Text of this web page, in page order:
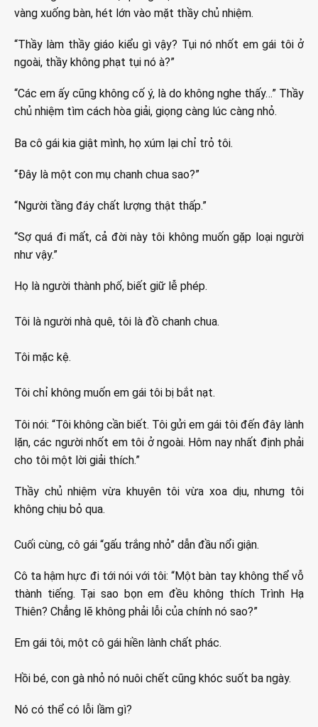
vàng xuống bàn, hét lớn vào mặt thầy chủ nhiệm.
“Thầy làm thầy giáo kiểu gì vậy? Tụi nó nhốt em gái tôi ở
ngoài, thầy không phạt tụi nó à?”
“Các em ấy cũng không cố ý, là do không nghe thấy…” Thầy
chủ nhiệm tìm cách hòa giải, giọng càng lúc càng nhỏ.
Ba cô gái kia giật mình, họ xúm lại chỉ trỏ tôi.
“Đây là một con mụ chanh chua sao?”
“Người tầng đáy chất lượng thật thấp.”
“Sợ quá đi mất, cả đời này tôi không muốn gặp loại người
như vậy.”
Họ là người thành phố, biết giữ lễ phép.
Tôi là người nhà quê, tôi là đồ chanh chua.
Tôi mặc kệ.
Tôi chỉ không muốn em gái tôi bị bắt nạt.
Tôi nói: “Tôi không cần biết. Tôi gửi em gái tôi đến đây lành
lặn, các người nhốt em tôi ở ngoài. Hôm nay nhất định phải
cho tôi một lời giải thích.”
Thầy chủ nhiệm vừa khuyên tôi vừa xoa dịu, nhưng tôi
không chịu bỏ qua.
Cuối cùng, cô gái “gấu trắng nhỏ” dẫn đầu nổi giận.
Cô ta hậm hực đi tới nói với tôi: “Một bàn tay không thể vỗ
thành tiếng. Tại sao bọn em đều không thích Trình Hạ
Thiên? Chẳng lẽ không phải lỗi của chính nó sao?”
Em gái tôi, một cô gái hiền lành chất phác.
Hồi bé, con gà nhỏ nó nuôi chết cũng khóc suốt ba ngày.
Nó có thể có lỗi lầm gì?